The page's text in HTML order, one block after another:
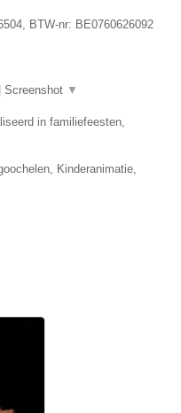
, BTW-nr: BE0760626092
Screenshot ▼
in familiefeesten,
Kinderanimatie,